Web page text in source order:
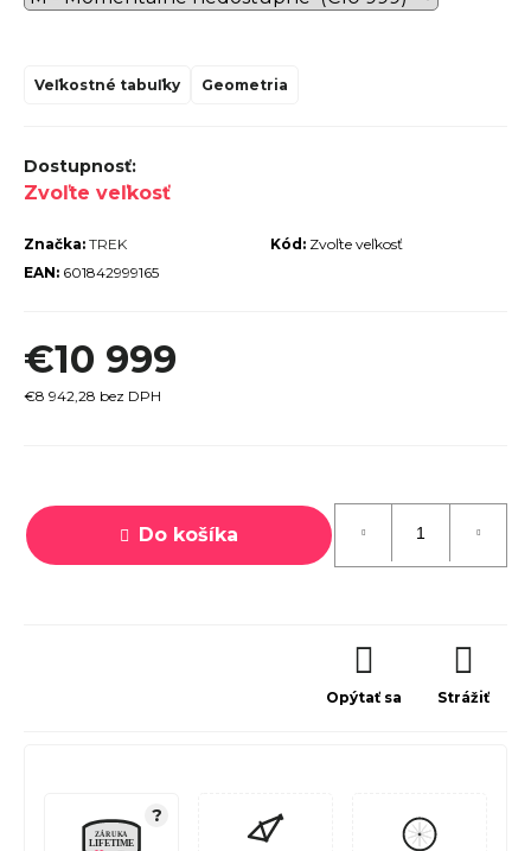
Veľkostné tabuľky Geometria
Zvoľte veľkosť
Kód: Zvoľte veľkosť
Značka: TREK
EAN: 601842999165
€10 999
€8 942,28 bez DPH
cena:
Do košíka
Opýtať sa Strážiť
?
č
m
e
X 3.0
GLOSS
/